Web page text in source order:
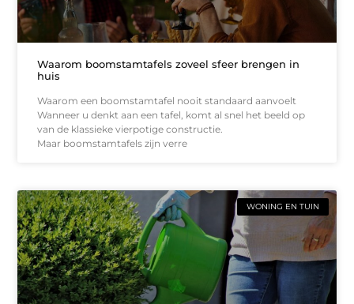
Waarom boomstamtafels zoveel sfeer brengen in
huis
Waarom een boomstamtafel nooit standaard aanvoelt
Wanneer u denkt aan een tafel, komt al snel het beeld op
van de klassieke vierpotige constructie.
Maar boomstamtafels zijn verre
WONING EN TUIN